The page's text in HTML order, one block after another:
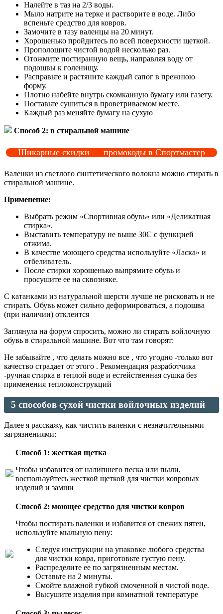
Налейте в таз на 2/3 воды.
Мыло натрите на терке и растворите в воде. Либо
вспеньте средство для ковров.
Замочите в тазу валенцы на 20 минут.
Хорошенько пройдитесь по всей поверхности щеткой.
Прополощите чистой водой несколько раз.
Отожмите постиранную вещь, направляя воду от
подошвы к голенищу.
Расправьте и растяните каждый сапог в прежнюю
форму.
Плотно набейте внутрь скомканную бумагу или газету.
Поставьте сушиться в проветриваемом месте.
Каждый раз меняйте бумагу на сухую
Способ 2: в стиральной машине
Шикарные скидки — промокоды в Спортмастер
Валенки из светлого синтетического волокна можно стирать в
стиральной машине.
Применение:
Выбрать режим «Спортивная обувь» или «Деликатная
стирка».
Выставить температуру не выше 30С с функцией
отжима.
В качестве моющего средства используйте «Ласка» и
отбеливатель.
После стирки хорошенько выпрямите обувь и
просушите ее на сквозняке.
С катанками из натуральной шерсти лучше не рисковать и не
стирать. Обувь может сильно деформироваться, а подошва
(при наличии) отклеится
Заглянула на форум спросить, можно ли стирать войлочную
обувь в стиральной машине. Вот что там говорят:
Не забывайте , что делать можно все , что угодно -только вот
качество страдает от этого . Рекомендация разработчика
-ручная стирка в теплой воде и естейственная сушка без
применения теплоконструкций
5 способов сухой чистки войлочных изделий
Далее я расскажу, как чистить валенки с незначительными
загрязнениями:
Способ 1: жесткая щетка
Чтобы избавится от налипшего песка или пыли,
воспользуйтесь жесткой щеткой для чистки ковровых
изделий и замши
Способ 2: моющее средство для чистки ковров
Чтобы постирать валенки и избавится от свежих пятен,
используйте мыльную пену:
Следуя инструкции на упаковке любого средства
для чистки ковра, приготовьте густую пену.
Распределите ее по загрязненным местам.
Оставьте на 2 минуты.
Смойте влажной губкой смоченной в чистой воде.
Высушите изделия при комнатной температуре